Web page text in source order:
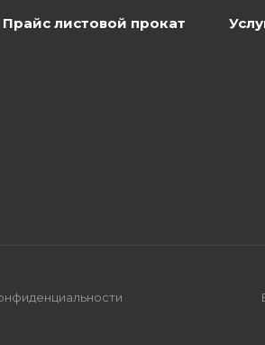
Прайс листовой прокат